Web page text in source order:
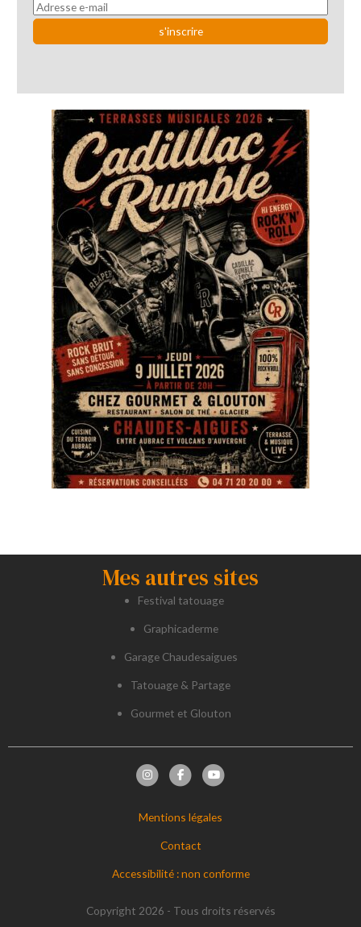
Mes autres sites
Festival tatouage
Graphicaderme
Garage Chaudesaigues
Tatouage & Partage
Gourmet et Glouton
Mentions légales
Contact
Accessibilité : non conforme
Copyright 2026 - Tous droits réservés